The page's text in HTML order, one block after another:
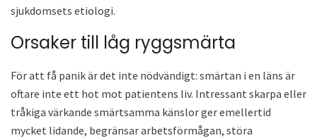
sjukdomsets etiologi.
Orsaker till låg ryggsmärta
För att få panik är det inte nödvändigt: smärtan i en läns är
oftare inte ett hot mot patientens liv. Intressant skarpa eller
tråkiga värkande smärtsamma känslor ger emellertid
mycket lidande, begränsar arbetsförmågan, störa